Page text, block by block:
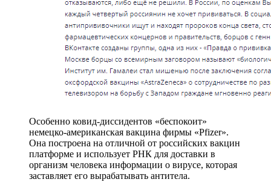
Особенно ковид-диссидентов «беспокоит»
немецко-американская вакцина фирмы «Pfizer».
Она построена на отличной от российских вакцин
платформе и использует РНК для доставки в
организм человека информации о вирусе, которая
заставляет его вырабатывать антитела.